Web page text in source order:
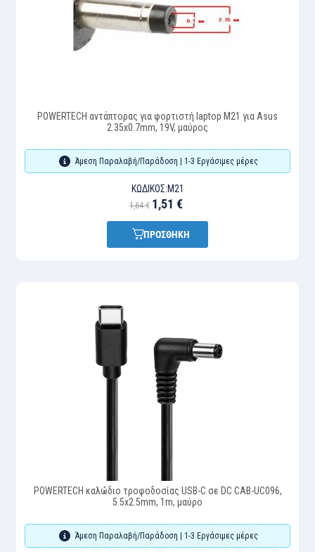
POWERTECH αντάπτορας για φορτιστή laptop M21 για Asus
2.35x0.7mm, 19V, μαύρος
Άμεση Παραλαβή/Παράδοση | 1-3 Εργάσιμες μέρες
ΚΩΔΙΚΌΣ:M21
1,64 € 1,51 €
ΠΡΟΣΘΗΚΗ
POWERTECH καλώδιο τροφοδοσίας USB-C σε DC CAB-UC096,
5.5x2.5mm, 1m, μαύρο
Άμεση Παραλαβή/Παράδοση | 1-3 Εργάσιμες μέρες